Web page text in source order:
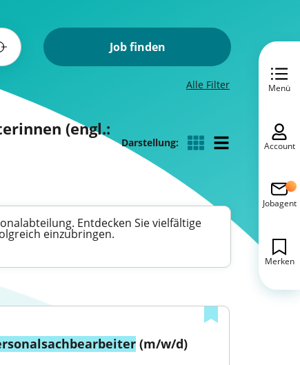
Job finden
Alle Filter
(engl.:
Darstellung:
Entdecken Sie vielfältige
einzubringen.
(m/w/d)
Menü
Account
Jobagent
Merken